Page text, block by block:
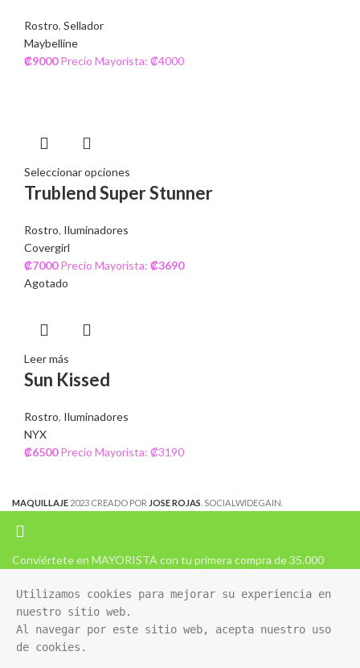
Rostro, Sellador
Maybelline
₡9000 Precio Mayorista: ₡4000
Seleccionar opciones
Trublend Super Stunner
Rostro, Iluminadores
Covergirl
₡7000 Precio Mayorista: ₡3690
Agotado
Leer más
Sun Kissed
Rostro, Iluminadores
NYX
₡6500 Precio Mayorista: ₡3190
MAQUILLAJE 2023 CREADO POR JOSE ROJAS . SOCIALWIDEGAIN.
Conviértete en MAYORISTA con tu primera compra de 35.000
Utilizamos cookies para mejorar su experiencia en
nuestro sitio web.
Al navegar por este sitio web, acepta nuestro uso
de cookies.